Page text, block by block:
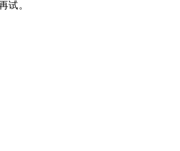
试。